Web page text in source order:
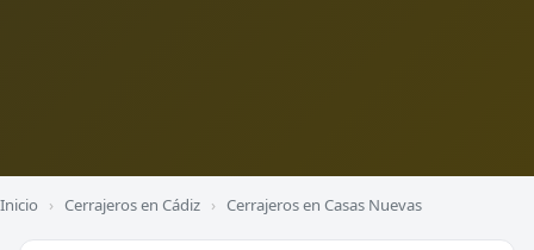
Inicio › Cerrajeros en Cádiz › Cerrajeros en Casas Nuevas